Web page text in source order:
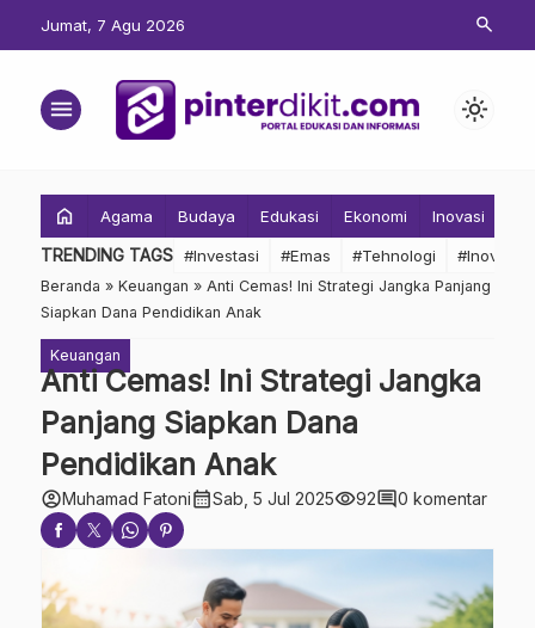
Jumat, 7 Agu 2026 search
menu light_mode
home Agama Budaya Edukasi Ekonomi Inovasi
TRENDING TAGS #Investasi #Emas #Tehnologi #Inovasi
Beranda » Keuangan » Anti Cemas! Ini Strategi Jangka Panjang
Siapkan Dana Pendidikan Anak
Keuangan
Anti Cemas! Ini Strategi Jangka
Panjang Siapkan Dana
Pendidikan Anak
account_circleMuhamad Fatonicalendar_monthSab, 5 Jul 2025visibility92comment0 komentar